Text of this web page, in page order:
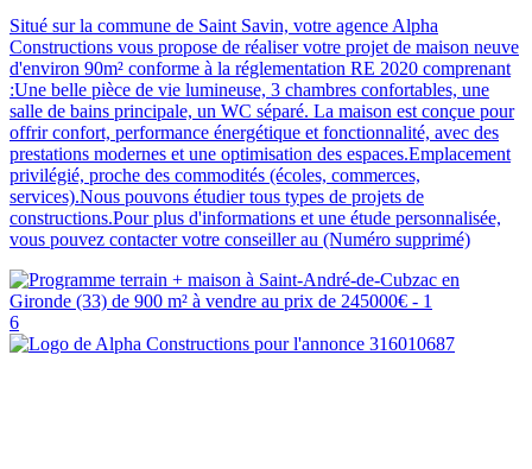
Situé sur la commune de Saint Savin, votre agence Alpha
Constructions vous propose de réaliser votre projet de maison neuve
d'environ 90m² conforme à la réglementation RE 2020 comprenant
:Une belle pièce de vie lumineuse, 3 chambres confortables, une
salle de bains principale, un WC séparé. La maison est conçue pour
offrir confort, performance énergétique et fonctionnalité, avec des
prestations modernes et une optimisation des espaces.Emplacement
privilégié, proche des commodités (écoles, commerces,
services).Nous pouvons étudier tous types de projets de
constructions.Pour plus d'informations et une étude personnalisée,
vous pouvez contacter votre conseiller au (Numéro supprimé)
6